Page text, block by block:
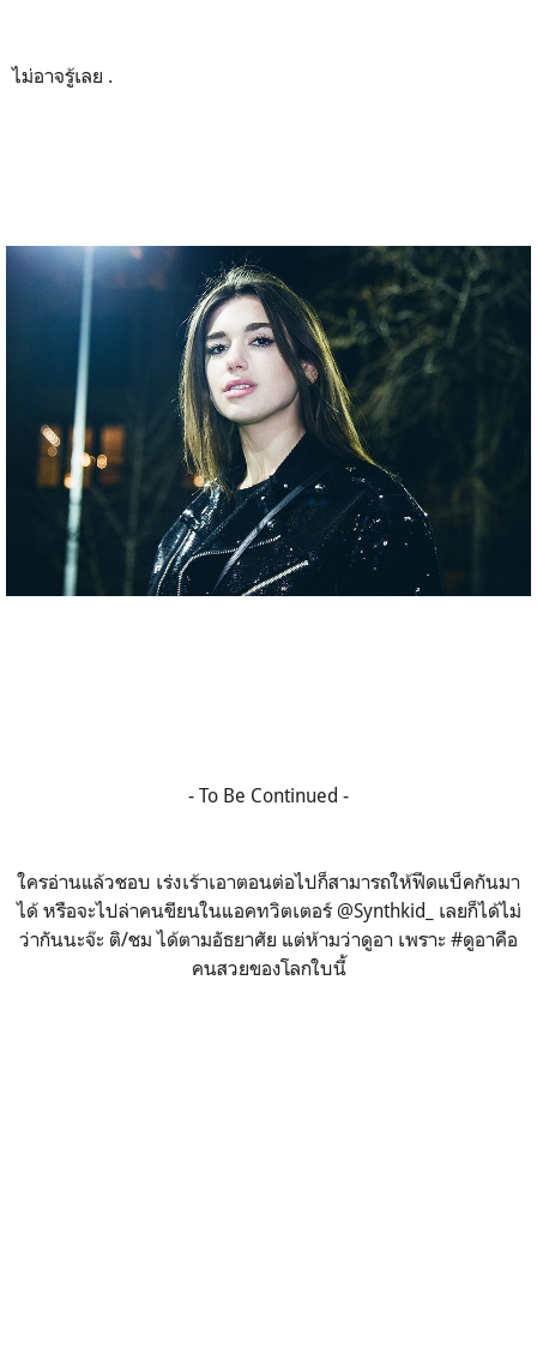
ไม่อาจรู้เลย .
- To Be Continued -
ใครอ่านแล้วชอบ เร่งเร้าเอาตอนต่อไปก็สามารถให้ฟีดแบ็คกันมา
ได้ หรือจะไปล่าคนขียนในแอคทวิตเตอร์ @Synthkid_ เลยก็ได้ไม่
ว่ากันนะจ๊ะ ติ/ชม ได้ตามอัธยาศัย แต่ห้ามว่าดูอา เพราะ #ดูอาคือ
คนสวยของโลกใบนี้